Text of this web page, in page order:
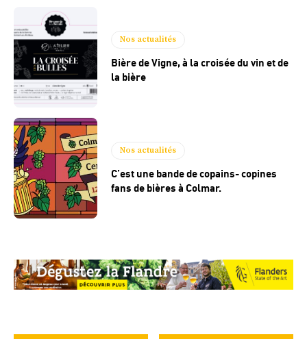
Nos actualités
Bière de Vigne, à la croisée du vin et de
la bière
Nos actualités
C’est une bande de copains- copines
fans de bières à Colmar.